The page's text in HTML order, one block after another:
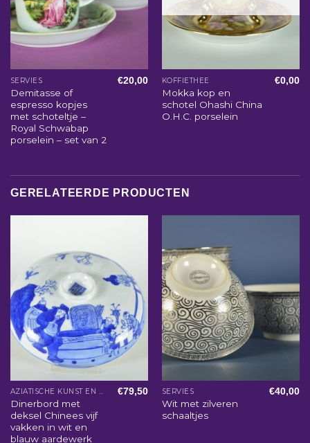
SERVIES
Demitasse of
espresso kopjes
met schoteltje –
Royal Schwabap
porselein – set van 2
€20,00 KOFFIETHEE
Mokka kop en
schotel Ohashi China
O.H.C. porselein
€0,00
GERELATEERDE PRODUCTEN
AZIATISCHE KUNST EN WOONACCESSOIRES
Dinerbord met
deksel Chinees vijf
vakken in wit en
blauw aardewerk
€79,50 SERVIES
Wit met zilveren
schaaltjes
€40,00